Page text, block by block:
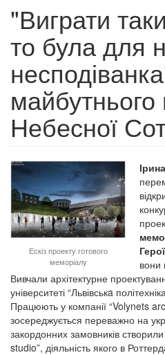
"Виграти
то була для
Небесної
Ескіз проекту готового
меморіалу
вони
Вивчали архітектурне
університеті “Львівськa
Працюють у компанії “Volynets
зосереджується переважно на
закордонних замовників
studio”, діяльність якого в